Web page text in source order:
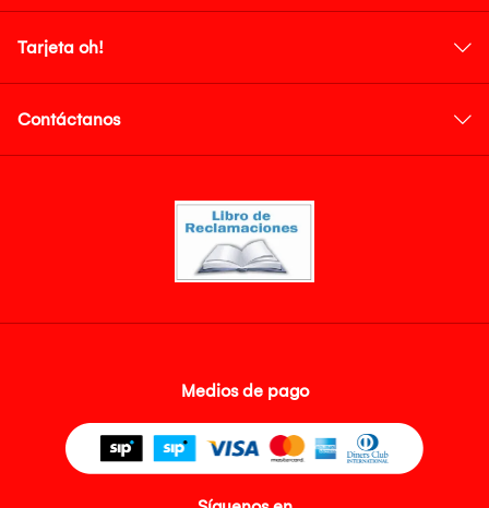
Tarjeta oh!
Contáctanos
Medios de pago